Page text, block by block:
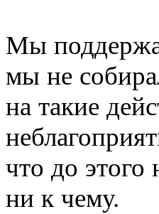
Мы
мы не
на такие
что до
ни к чему.